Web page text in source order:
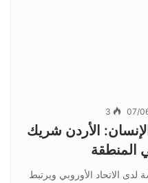
3
الأردن شريك
المنطقة
الاتحاد الأوروبي ويرتبط